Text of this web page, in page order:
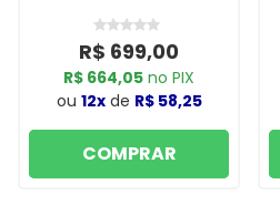
R$ 699,00
R$ 664,05 no PIX
ou 12xde R$ 58,25
COMPRAR